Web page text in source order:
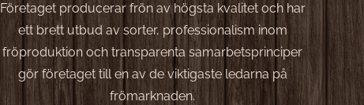
Företaget producerar frön av högsta kvalitet och har
ett brett utbud av sorter, professionalism inom
fröproduktion och transparenta samarbetsprinciper
gör företaget till en av de viktigaste ledarna på
frömarknaden.